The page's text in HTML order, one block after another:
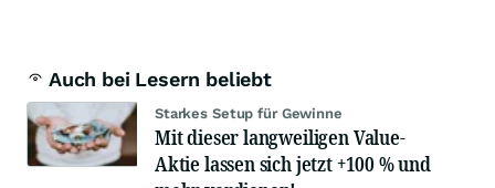
Auch bei Lesern beliebt
Starkes Setup für Gewinne
Mit dieser langweiligen Value-
Aktie lassen sich jetzt +100 % und